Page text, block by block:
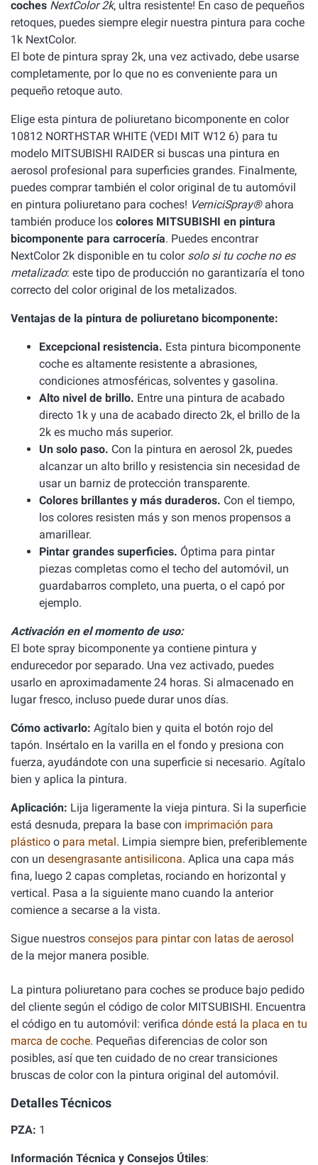
coches NextColor 2k, ultra resistente! En caso de pequeños
retoques, puedes siempre elegir nuestra pintura para coche
1k NextColor.
El bote de pintura spray 2k, una vez activado, debe usarse
completamente, por lo que no es conveniente para un
pequeño retoque auto.
Elige esta pintura de poliuretano bicomponente en color
10812 NORTHSTAR WHITE (VEDI MIT W12 6) para tu
modelo MITSUBISHI RAIDER si buscas una pintura en
aerosol profesional para superficies grandes. Finalmente,
puedes comprar también el color original de tu automóvil
en pintura poliuretano para coches! VerniciSpray®ahora
también produce los colores MITSUBISHI en pintura
bicomponente para carrocería. Puedes encontrar
NextColor 2k disponible en tu color solo si tu coche no es
metalizado: este tipo de producción no garantizaría el tono
correcto del color original de los metalizados.
Ventajas de la pintura de poliuretano bicomponente:
Excepcional resistencia. Esta pintura bicomponente
coche es altamente resistente a abrasiones,
condiciones atmosféricas, solventes y gasolina.
Alto nivel de brillo. Entre una pintura de acabado
directo 1k y una de acabado directo 2k, el brillo de la
2k es mucho más superior.
Un solo paso. Con la pintura en aerosol 2k, puedes
alcanzar un alto brillo y resistencia sin necesidad de
usar un barniz de protección transparente.
Colores brillantes y más duraderos. Con el tiempo,
los colores resisten más y son menos propensos a
amarillear.
Pintar grandes superficies. Óptima para pintar
piezas completas como el techo del automóvil, un
guardabarros completo, una puerta, o el capó por
ejemplo.
Activación en el momento de uso:
El bote spray bicomponente ya contiene pintura y
endurecedor por separado. Una vez activado, puedes
usarlo en aproximadamente 24 horas. Si almacenado en
lugar fresco, incluso puede durar unos días.
Cómo activarlo: Agítalo bien y quita el botón rojo del
tapón. Insértalo en la varilla en el fondo y presiona con
fuerza, ayudándote con una superficie si necesario. Agítalo
bien y aplica la pintura.
Aplicación: Lija ligeramente la vieja pintura. Si la superficie
está desnuda, prepara la base con imprimación para
plástico o para metal. Limpia siempre bien, preferiblemente
con un desengrasante antisilicona. Aplica una capa más
fina, luego 2 capas completas, rociando en horizontal y
vertical. Pasa a la siguiente mano cuando la anterior
comience a secarse a la vista.
Sigue nuestros consejos para pintar con latas de aerosol
de la mejor manera posible.
La pintura poliuretano para coches se produce bajo pedido
del cliente según el código de color MITSUBISHI. Encuentra
el código en tu automóvil: verifica dónde está la placa en tu
marca de coche. Pequeñas diferencias de color son
posibles, así que ten cuidado de no crear transiciones
bruscas de color con la pintura original del automóvil.
Detalles Técnicos
PZA: 1
Información Técnica y Consejos Útiles: